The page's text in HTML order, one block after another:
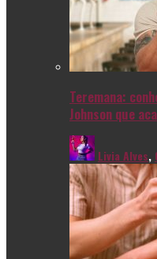
Teremana:
Johnson que
Livia Alves,